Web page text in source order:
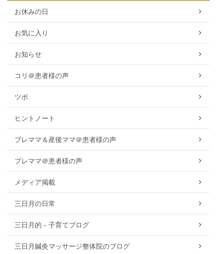
お休みの日
お気に入り
お知らせ
コリ＠患者様の声
ツボ
ヒントノート
プレママ＆産後ママ＠患者様の声
プレママ＠患者様の声
メディア掲載
三日月の日常
三日月的－子育てブログ
三日月鍼灸マッサージ整体院のブログ